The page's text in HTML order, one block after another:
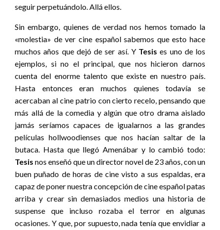
seguir perpetuándolo. Allá ellos.
Sin embargo, quienes de verdad nos hemos tomado la
«molestia» de ver cine español sabemos que esto hace
muchos años que dejó de ser así. Y Tesis es uno de los
ejemplos, si no el principal, que nos hicieron darnos
cuenta del enorme talento que existe en nuestro país.
Hasta entonces eran muchos quienes todavía se
acercaban al cine patrio con cierto recelo, pensando que
más allá de la comedia y algún que otro drama aislado
jamás seríamos capaces de igualarnos a las grandes
películas hollwoodienses que nos hacían saltar de la
butaca. Hasta que llegó Amenábar y lo cambió todo:
Tesis nos enseñó que un director novel de 23 años, con un
buen puñado de horas de cine visto a sus espaldas, era
capaz de poner nuestra concepción de cine español patas
arriba y crear sin demasiados medios una historia de
suspense que incluso rozaba el terror en algunas
ocasiones. Y que, por supuesto, nada tenía que envidiar a